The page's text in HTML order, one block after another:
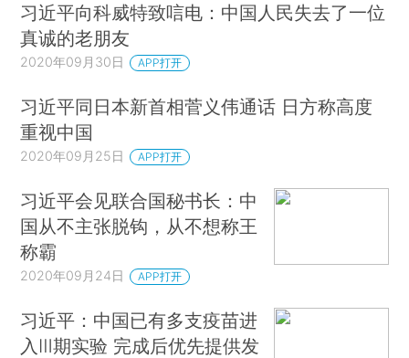
习近平向科威特致唁电：中国人民失去了一位
真诚的老朋友
2020年09月30日 APP打开
习近平同日本新首相菅义伟通话 日方称高度
重视中国
2020年09月25日 APP打开
习近平会见联合国秘书长：中
国从不主张脱钩，从不想称王
称霸
2020年09月24日 APP打开
习近平：中国已有多支疫苗进
入Ⅲ期实验 完成后优先提供发